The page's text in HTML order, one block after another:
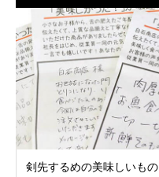
剣先するめの美味しいもの